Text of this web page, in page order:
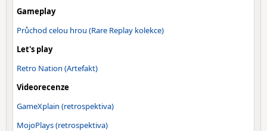
Gameplay
Průchod celou hrou (Rare Replay kolekce)
Let's play
Retro Nation (Artefakt)
Videorecenze
GameXplain (retrospektiva)
MojoPlays (retrospektiva)